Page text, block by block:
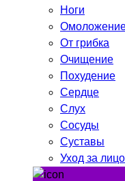
Ноги
От грибка
Очищение
Похудение
Сердце
Слух
Сосуды
Суставы
Уход за